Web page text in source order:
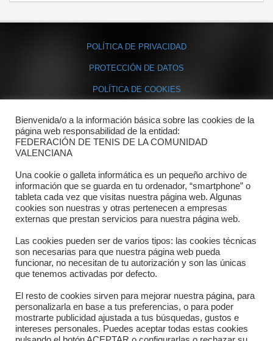
POLÍTICA DE PRIVACIDAD
PROTECCIÓN DE DATOS
POLÍTICA DE COOKIES
Contacto
Dónde estamos
Directorio departamentos
Horario
Formulario de contacto
Bienvenida/o a la información básica sobre las cookies de la
página web responsabilidad de la entidad:
FEDERACIÓN DE TENIS DE LA COMUNIDAD
VALENCIANA
Una cookie o galleta informática es un pequeño archivo de
información que se guarda en tu ordenador, “smartphone” o
tableta cada vez que visitas nuestra página web. Algunas
cookies son nuestras y otras pertenecen a empresas
externas que prestan servicios para nuestra página web.
Las cookies pueden ser de varios tipos: las cookies técnicas
son necesarias para que nuestra página web pueda
funcionar, no necesitan de tu autorización y son las únicas
que tenemos activadas por defecto.
El resto de cookies sirven para mejorar nuestra página, para
personalizarla en base a tus preferencias, o para poder
mostrarte publicidad ajustada a tus búsquedas, gustos e
intereses personales. Puedes aceptar todas estas cookies